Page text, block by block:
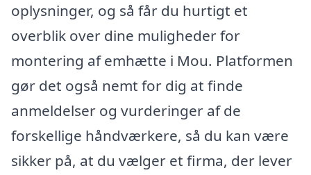
oplysninger, og så får du hurtigt et
overblik over dine muligheder for
montering af emhætte i Mou. Platformen
gør det også nemt for dig at finde
anmeldelser og vurderinger af de
forskellige håndværkere, så du kan være
sikker på, at du vælger et firma, der lever